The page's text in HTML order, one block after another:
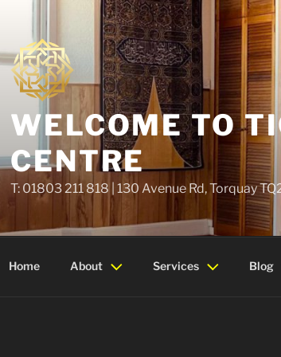
WELCOME TO
CENTRE
T: 01803 211 818 | 130 Avenue Rd, Torquay
Home About Services Blog